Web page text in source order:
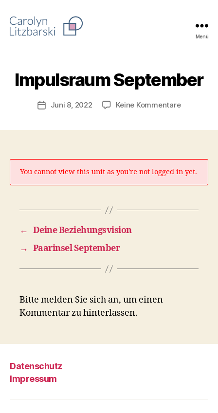
Menü
Impulsraum September
Beitragsdatum
Juni 8, 2022 Keine Kommentarezu
You cannot view this unit as you're not logged in yet.
← Deine Beziehungsvision
→ Paarinsel September
Bitte melden Sie sich an, um einen
Kommentar zu hinterlassen.
Datenschutz
Impressum